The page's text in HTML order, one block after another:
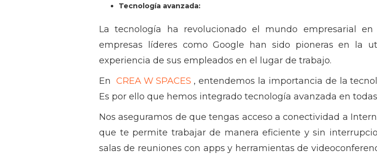
Tecnología avanzada:
La tecnología ha revolucionado el mundo empresarial
empresas líderes como Google han sido pioneras en la
experiencia de sus empleados en el lugar de trabajo.
En CREA W SPACES , entendemos la importancia de la
Es por ello que hemos integrado tecnología avanzada en
Nos aseguramos de que tengas acceso a conectividad a
que te permite trabajar de manera eficiente y sin
salas de reuniones con apps y herramientas de